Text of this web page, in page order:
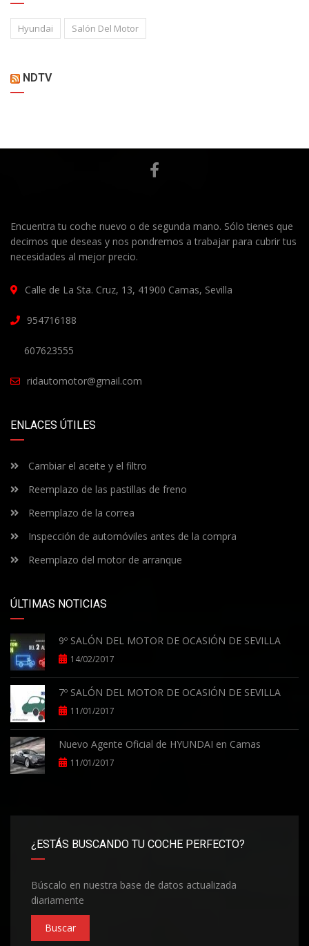
Hyundai Salón Del Motor
NDTV
Encuentra tu coche nuevo o de segunda mano. Sólo tienes que
decirnos que deseas y nos pondremos a trabajar para cubrir tus
necesidades al mejor precio.
Calle de La Sta. Cruz, 13, 41900 Camas, Sevilla
954716188
607623555
ridautomotor@gmail.com
ENLACES ÚTILES
Cambiar el aceite y el filtro
Reemplazo de las pastillas de freno
Reemplazo de la correa
Inspección de automóviles antes de la compra
Reemplazo del motor de arranque
ÚLTIMAS NOTICIAS
9º SALÓN DEL MOTOR DE OCASIÓN DE SEVILLA
14/02/2017
7º SALÓN DEL MOTOR DE OCASIÓN DE SEVILLA
11/01/2017
Nuevo Agente Oficial de HYUNDAI en Camas
11/01/2017
¿ESTÁS BUSCANDO TU COCHE PERFECTO?
Búscalo en nuestra base de datos actualizada
diariamente
Buscar